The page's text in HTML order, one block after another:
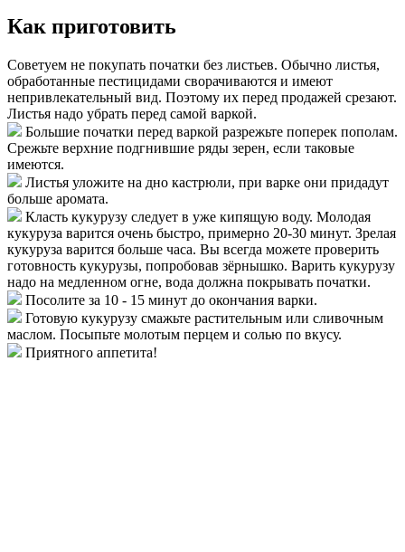
Как приготовить
Советуем не покупать початки без листьев. Обычно листья,
обработанные пестицидами сворачиваются и имеют
непривлекательный вид. Поэтому их перед продажей срезают.
Листья надо убрать перед самой варкой.
Большие початки перед варкой разрежьте поперек пополам.
Срежьте верхние подгнившие ряды зерен, если таковые
имеются.
Листья уложите на дно кастрюли, при варке они придадут
больше аромата.
Класть кукурузу следует в уже кипящую воду. Молодая
кукуруза варится очень быстро, примерно 20-30 минут. Зрелая
кукуруза варится больше часа. Вы всегда можете проверить
готовность кукурузы, попробовав зёрнышко. Варить кукурузу
надо на медленном огне, вода должна покрывать початки.
Посолите за 10 - 15 минут до окончания варки.
Готовую кукурузу смажьте растительным или сливочным
маслом. Посыпьте молотым перцем и солью по вкусу.
Приятного аппетита!